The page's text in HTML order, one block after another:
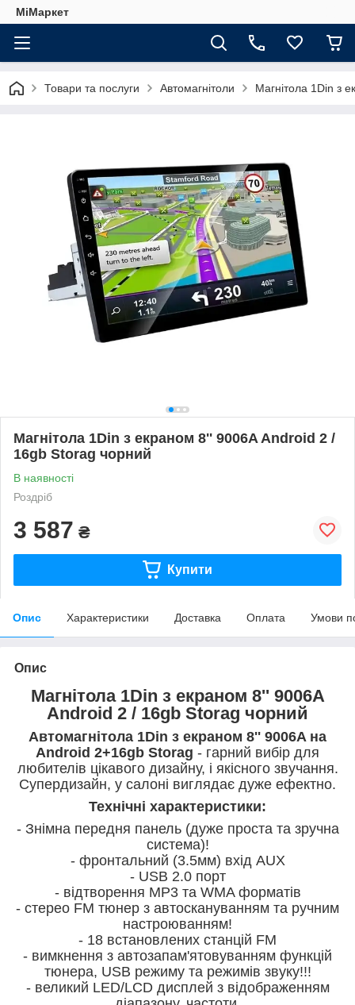
МіМаркет
Товари та послуги Автомагнітоли Магнітола 1Din з
Магнітола 1Din з екраном 8'' 9006A Android 2 /
16gb Storag чорний
В наявності
Роздріб
3 587 ₴
Купити
Опис Характеристики Доставка Оплата Умови
Опис
Магнітола 1Din з екраном 8'' 9006A
Android 2 / 16gb Storag чорний
Автомагнітола 1Din з екраном 8'' 9006A на
Android 2+16gb Storag - гарний вибір для
любителів цікавого дизайну, і якісного звучання.
Супердизайн, у салоні виглядає дуже ефектно.
Технічні характеристики:
- Знімна передня панель (дуже проста та зручна
система)!
- фронтальний (3.5мм) вхід AUX
- USB 2.0 порт
- відтворення МР3 та WMA форматів
- стерео FM тюнер з автоскануванням та ручним
настроюванням!
- 18 встановлених станцій FM
- вимкнення з автозапам'ятовуванням функцій
тюнера, USB режиму та режимів звуку!!!
- великий LED/LCD дисплей з відображенням